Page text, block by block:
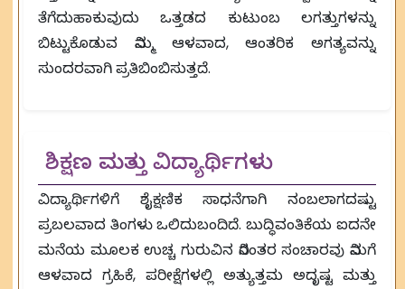
ತೆಗೆದುಹಾಕುವುದು ಒತ್ತಡದ ಕುಟುಂಬ ಲಗತ್ತುಗಳನ್ನು
ಬಿಟ್ಟುಕೊಡುವ ನಿಮ್ಮ ಆಳವಾದ, ಆಂತರಿಕ ಅಗತ್ಯವನ್ನು
ಸುಂದರವಾಗಿ ಪ್ರತಿಬಿಂಬಿಸುತ್ತದೆ.
ಶಿಕ್ಷಣ ಮತ್ತು ವಿದ್ಯಾರ್ಥಿಗಳು
ವಿದ್ಯಾರ್ಥಿಗಳಿಗೆ ಶೈಕ್ಷಣಿಕ ಸಾಧನೆಗಾಗಿ ನಂಬಲಾಗದಷ್ಟು
ಪ್ರಬಲವಾದ ತಿಂಗಳು ಒಲಿದುಬಂದಿದೆ. ಬುದ್ಧಿವಂತಿಕೆಯ ಐದನೇ
ಮನೆಯ ಮೂಲಕ ಉಚ್ಚ ಗುರುವಿನ ನಿರಂತರ ಸಂಚಾರವು ನಿಮಗೆ
ಆಳವಾದ ಗ್ರಹಿಕೆ, ಪರೀಕ್ಷೆಗಳಲ್ಲಿ ಅತ್ಯುತ್ತಮ ಅದೃಷ್ಟ ಮತ್ತು